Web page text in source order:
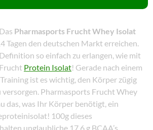
Pharmasports Frucht Whey Isolat
Tagen den deutschen Markt erreichen.
so einfach zu erlangen, wie mit
Protein Isolat! Gerade nach einem
ist es wichtig, den Körper zügig
Pharmasports Frucht Whey
das, was Ihr Körper benötigt, ein
100g dieses
unglaubliche 17,6 g BCAA’s.